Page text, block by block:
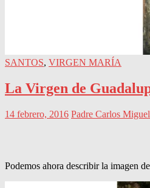
SANTOS, VIRGEN MARÍA
La Virgen de
14 febrero, 2016 Padre Carlos
Podemos ahora describir la imagen